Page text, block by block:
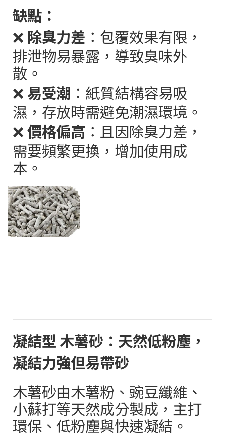
缺點：
❌ 除臭力差 ：包覆效果有限，
排泄物易暴露，導致臭味外
散。
❌易受潮 ：紙質結構容易吸
濕，存放時需避免潮濕環境。
❌價格偏高 ：且因除臭力差，
需要頻繁更換，增加使用成
本。
凝結型 木薯砂：天然低粉塵，
凝結力強但易帶砂
木薯砂由木薯粉、豌豆纖維、
小蘇打等天然成分製成，主打
環保、低粉塵與快速凝結。